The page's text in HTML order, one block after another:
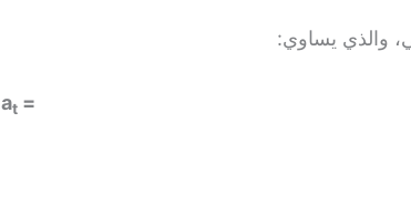
والذي يساوي:
at =